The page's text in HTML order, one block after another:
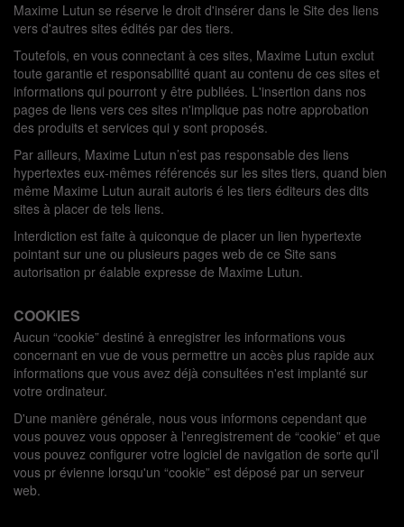
Maxime Lutun se réserve le droit d'insérer dans le Site des liens
vers d'autres sites édités par des tiers.
Toutefois, en vous connectant à ces sites, Maxime Lutun exclut
toute garantie et responsabilité quant au contenu de ces sites et
informations qui pourront y être publiées. L'insertion dans nos
pages de liens vers ces sites n'implique pas notre approbation
des produits et services qui y sont proposés.
Par ailleurs, Maxime Lutun n’est pas responsable des liens
hypertextes eux-mêmes référencés sur les sites tiers, quand bien
même Maxime Lutun aurait autoris é les tiers éditeurs des dits
sites à placer de tels liens.
Interdiction est faite à quiconque de placer un lien hypertexte
pointant sur une ou plusieurs pages web de ce Site sans
autorisation pr éalable expresse de Maxime Lutun.
COOKIES
Aucun “cookie” destiné à enregistrer les informations vous
concernant en vue de vous permettre un accès plus rapide aux
informations que vous avez déjà consultées n'est implanté sur
votre ordinateur.
D'une manière générale, nous vous informons cependant que
vous pouvez vous opposer à l'enregistrement de “cookie” et que
vous pouvez configurer votre logiciel de navigation de sorte qu'il
vous pr évienne lorsqu'un “cookie” est déposé par un serveur
web.